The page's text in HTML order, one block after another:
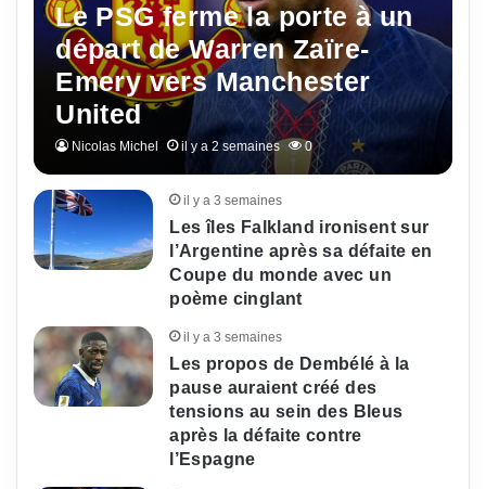
Le PSG ferme la porte à un
départ de Warren Zaïre-
Emery vers Manchester
United
Nicolas Michel il y a 2 semaines 0
il y a 3 semaines
Les îles Falkland ironisent sur
l’Argentine après sa défaite en
Coupe du monde avec un
poème cinglant
il y a 3 semaines
Les propos de Dembélé à la
pause auraient créé des
tensions au sein des Bleus
après la défaite contre
l’Espagne